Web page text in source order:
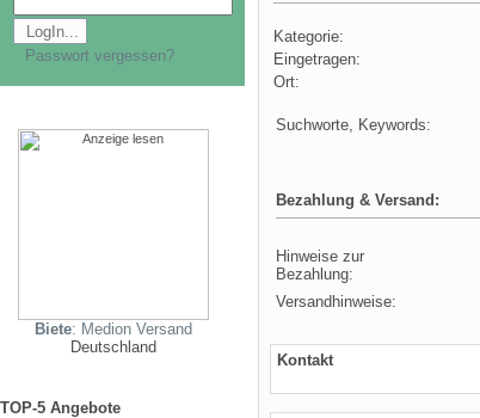
Passwort vergessen?
Biete: Medion Versand
Deutschland
TOP-5 Angebote
Kategorie:
Eingetragen:
Ort:
Suchworte, Keywords:
Bezahlung & Versand:
Hinweise zur
Bezahlung:
Versandhinweise:
Kontakt